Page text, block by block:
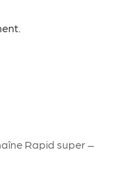
Rapid super –